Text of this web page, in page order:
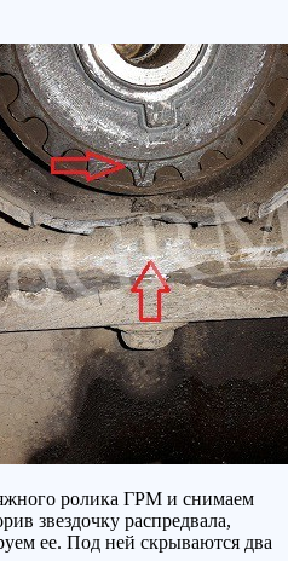
ролика ГРМ и снимаем
звездочку распредвала,
ее. Под ней скрываются два